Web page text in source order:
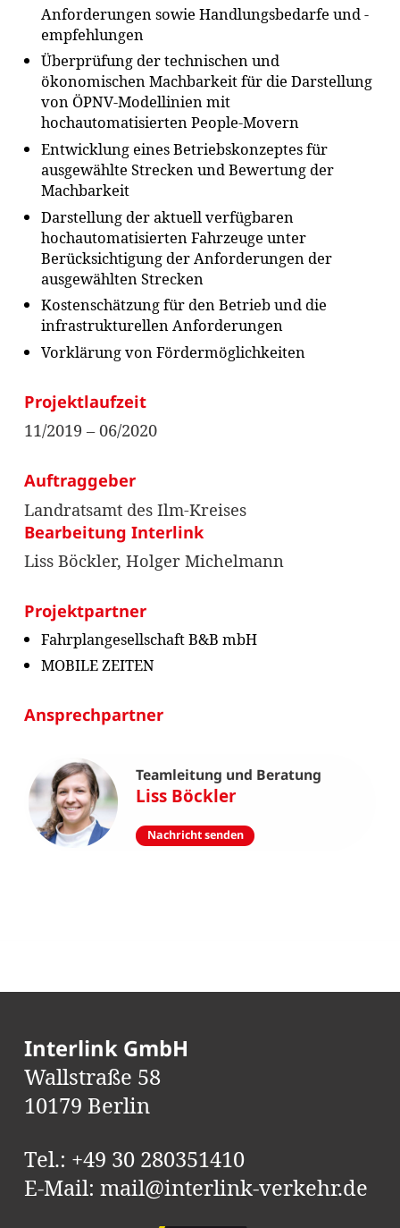
Anforderungen sowie Handlungsbedarfe und -
empfehlungen
Überprüfung der technischen und
ökonomischen Machbarkeit für die Darstellung
von ÖPNV-Modellinien mit
hochautomatisierten People-Movern
Entwicklung eines Betriebskonzeptes für
ausgewählte Strecken und Bewertung der
Machbarkeit
Darstellung der aktuell verfügbaren
hochautomatisierten Fahrzeuge unter
Berücksichtigung der Anforderungen der
ausgewählten Strecken
Kostenschätzung für den Betrieb und die
infrastrukturellen Anforderungen
Vorklärung von Fördermöglichkeiten
Projektlaufzeit
11/2019 – 06/2020
Auftraggeber
Landratsamt des Ilm-Kreises
Bearbeitung Interlink
Liss Böckler, Holger Michelmann
Projektpartner
Fahrplangesellschaft B&B mbH
MOBILE ZEITEN
Ansprechpartner
Teamleitung und Beratung
Liss Böckler
Nachricht senden
Interlink GmbH
Wallstraße 58
10179 Berlin
Tel.: +49 30 280351410
E-Mail: mail@interlink-verkehr.de